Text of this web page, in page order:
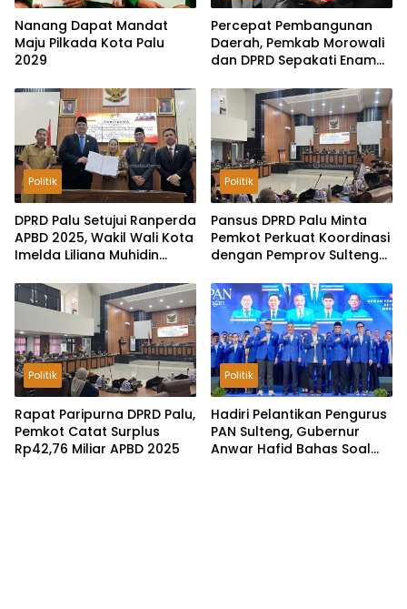
Nanang Dapat Mandat
Maju Pilkada Kota Palu
2029
Percepat Pembangunan
Daerah, Pemkab Morowali
dan DPRD Sepakati Enam
Politik
DPRD Palu Setujui Ranperda
APBD 2025, Wakil Wali Kota
Imelda Liliana Muhidin
Keuangan Terus Dibenahi
Politik
Pansus DPRD Palu Minta
Pemkot Perkuat Koordinasi
dengan Pemprov Sulteng
Pemungutan Pajak
Tambang
Politik
Rapat Paripurna DPRD Palu,
Pemkot Catat Surplus
Rp42,76 Miliar APBD 2025
Politik
Hadiri Pelantikan Pengurus
PAN Sulteng, Gubernur
Anwar Hafid Bahas Soal